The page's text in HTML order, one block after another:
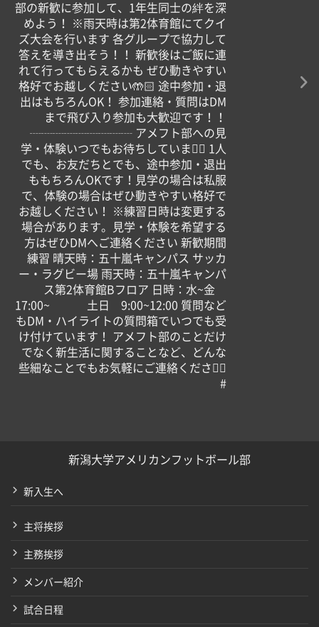
部の新歓に参加して、1年生同士の絆を深
めよう！ ※雨天時は第2体育館にてクイ
ズ大会を行います 各グループで協力して
答えを導き出そう！！ 新歓後はご飯に連
れて行ってもらえるかも ぜひ動きやすい
格好でお越しください🤲🏻 途中参加・退
出はもちろんOK！ 参加連絡・質問はDM
まで飛び入り参加も大歓迎です！！
┈┈┈┈┈┈┈┈┈ アメフト部への見
学・体験いつでもお待ちしています🏻 1人
でも、お友だちとでも、途中参加・退出
ももちろんOKです！見学の場合は私服
で、体験の場合はぜひ動きやすい格好で
お越しください！ ※練習日時は変更する
場合があります。見学・体験を希望する
方はぜひDMへご連絡ください 新歓期間
練習 晴天時：五十嵐キャンパス サッカ
ー・ラグビー場 雨天時：五十嵐キャンパ
ス第2体育館Bフロア 日時：水~金
17:00~ 土日 9:00~12:00 質問など
もDM・ハイライトの質問箱でいつでも受
け付けています！ アメフト部のことだけ
でなく新生活に関することなど、どんな
些細なことでもお気軽にご連絡ください🏻
#
新潟大学アメリカンフットボール部
新入生へ
主将挨拶
主務挨拶
メンバー紹介
試合日程